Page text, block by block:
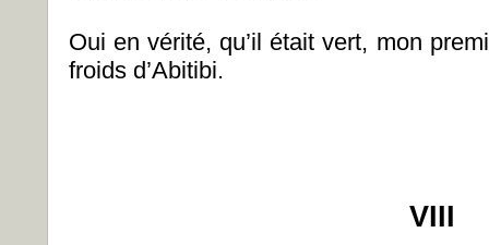
Oui en vérité, qu’il était vert, mon
froids d’Abitibi.
VIII